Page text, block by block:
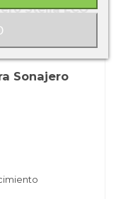
Stella ECO
Sonajero